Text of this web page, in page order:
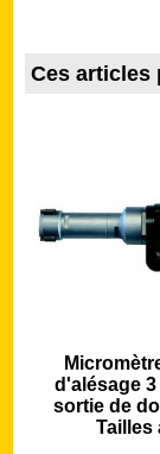
Ces articles
d'alésage
sortie de
Tailles